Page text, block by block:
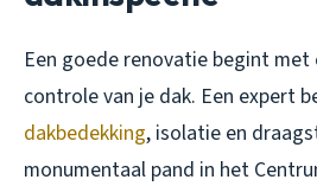
Een goede renovatie begint
controle van je dak. Een expert
dakbedekking, isolatie en
monumentaal pand in het